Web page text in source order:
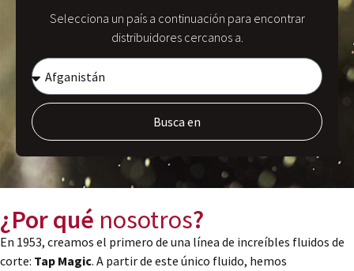
Selecciona un país a continuación para encontrar
distribuidores cercanos a.
Busca en
¿Por qué nosotros?
En 1953, creamos el primero de una línea de increíbles fluidos de
corte: Tap Magic. A partir de este único fluido, hemos